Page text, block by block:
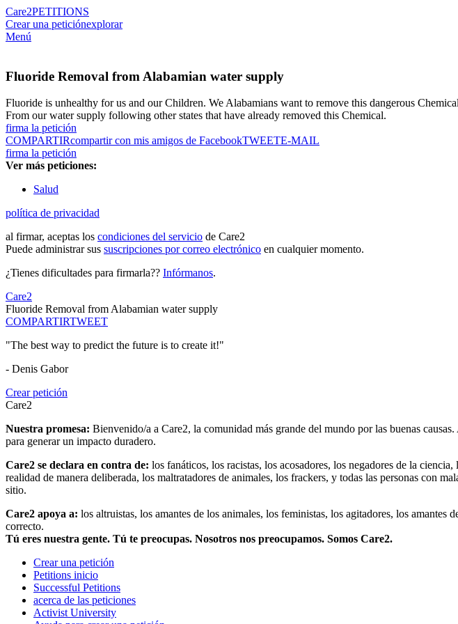
Care2PETITIONS
Crear una peticiónexplorar
Menú
Fluoride Removal from Alabamian water supply
Fluoride is unhealthy for us and our Children. We Alabamians want to remove this dangerous
From our water supply following other states that have already removed this Chemical.
firma la petición
COMPARTIRcompartir con mis amigos de FacebookTWEETE-MAIL
firma la petición
Ver más peticiones:
Salud
política de privacidad
al firmar, aceptas los condiciones del servicio de Care2
Puede administrar sus suscripciones por correo electrónico en cualquier momento.
¿Tienes dificultades para firmarla?? Infórmanos.
Care2
Fluoride Removal from Alabamian water supply
COMPARTIRTWEET
"The best way to predict the future is to create it!"
- Denis Gabor
Crear petición
Care2
Nuestra promesa: Bienvenido/a a Care2, la comunidad más grande del mundo por las buenas
para generar un impacto duradero.
Care2 se declara en contra de: los fanáticos, los racistas, los acosadores, los negadores de la
realidad de manera deliberada, los maltratadores de animales, los frackers, y todas las personas con
sitio.
Care2 apoya a: los altruistas, los amantes de los animales, los feministas, los agitadores, los
correcto.
Tú eres nuestra gente. Tú te preocupas. Nosotros nos preocupamos. Somos Care2.
Crear una petición
Petitions inicio
Successful Petitions
acerca de las peticiones
Activist University